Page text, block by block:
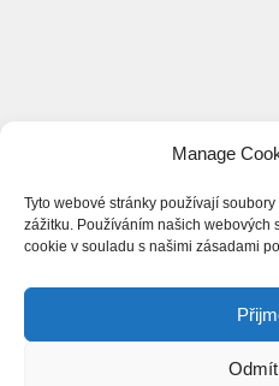
Manage
Tyto webové stránky používají
zážitku. Používáním našich webových
cookie v souladu s našimi zásadami